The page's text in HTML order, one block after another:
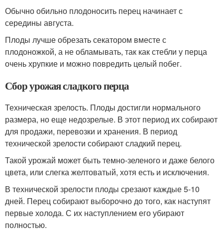
Обычно обильно плодоносить перец начинает с
середины августа.
Плоды лучше обрезать секатором вместе с
плодоножкой, а не обламывать, так как стебли у перца
очень хрупкие и можно повредить целый побег.
Сбор урожая сладкого перца
Техническая зрелость. Плоды достигли нормального
размера, но еще недозрелые. В этот период их собирают
для продажи, перевозки и хранения. В период
технической зрелости собирают сладкий перец.
Такой урожай может быть темно-зеленого и даже белого
цвета, или слегка желтоватый, хотя есть и исключения.
В технической зрелости плоды срезают каждые 5-10
дней. Перец собирают выборочно до того, как наступят
первые холода. С их наступлением его убирают
полностью.